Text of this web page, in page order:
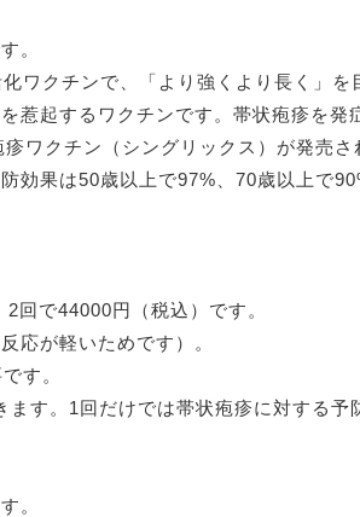
。
ワクチンで、「より強くより長く」を
惹起するワクチンです。帯状疱疹を発
ワクチン（シングリックス）が発売さ
効果は50歳以上で97%、70歳以上で
回で44000円（税込）です。
応が軽いためです）。
す。
す。1回だけでは帯状疱疹に対する予
。